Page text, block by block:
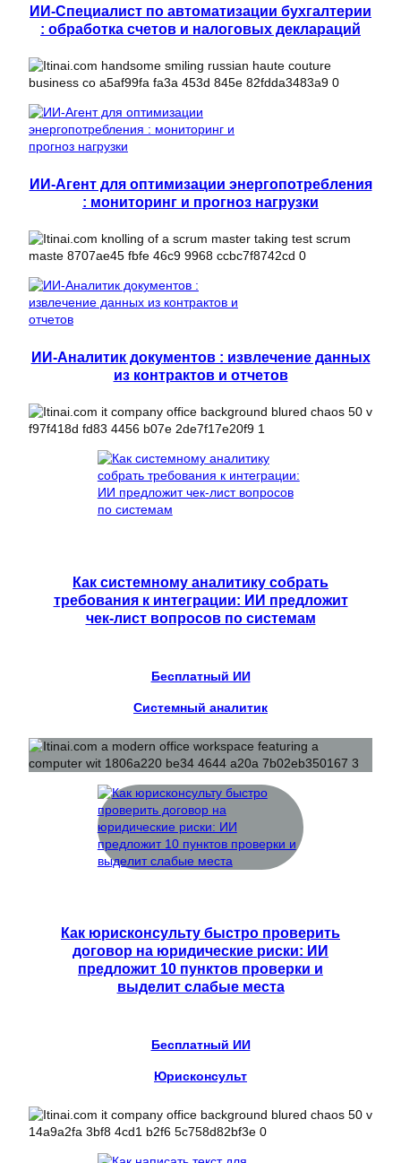
ИИ-Специалист по автоматизации бухгалтерии
: обработка счетов и налоговых деклараций
ИИ-Агент для оптимизации энергопотребления
: мониторинг и прогноз нагрузки
ИИ-Аналитик документов : извлечение данных
из контрактов и отчетов
Как системному аналитику собрать
требования к интеграции: ИИ предложит
чек-лист вопросов по системам
Бесплатный ИИ
Системный аналитик
Как юрисконсульту быстро проверить
договор на юридические риски: ИИ
предложит 10 пунктов проверки и
выделит слабые места
Бесплатный ИИ
Юрисконсульт